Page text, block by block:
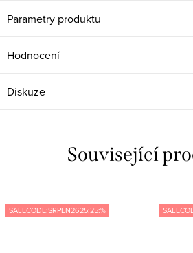
Parametry produktu
Hodnocení
Diskuze
Související
SALECODE:SRPEN2625:25:%